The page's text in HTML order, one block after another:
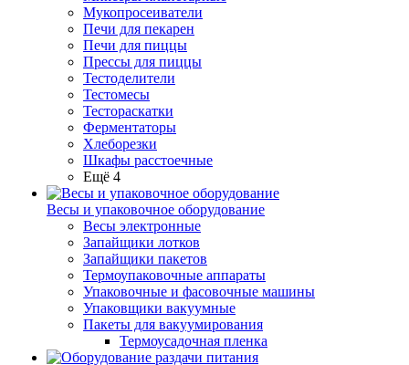
Мукопросеиватели
Печи для пекарен
Печи для пиццы
Прессы для пиццы
Тестоделители
Тестомесы
Тестораскатки
Ферментаторы
Хлеборезки
Шкафы расстоечные
Ещё 4
Весы и упаковочное оборудование
Весы электронные
Запайщики лотков
Запайщики пакетов
Термоупаковочные аппараты
Упаковочные и фасовочные машины
Упаковщики вакуумные
Пакеты для вакуумирования
Термоусадочная пленка